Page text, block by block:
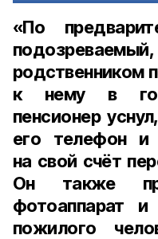
«По
родственником
к нему в
пенсионер
его телефон и
на свой счёт
Он также
фотоаппарат
пожилого